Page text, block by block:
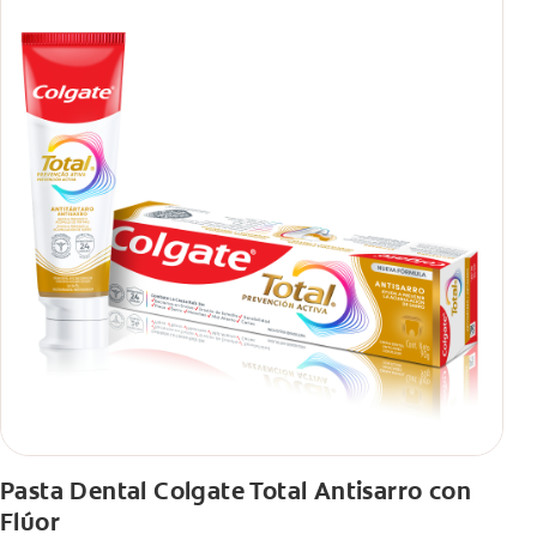
Pasta Dental Colgate Total Antisarro con
Flúor